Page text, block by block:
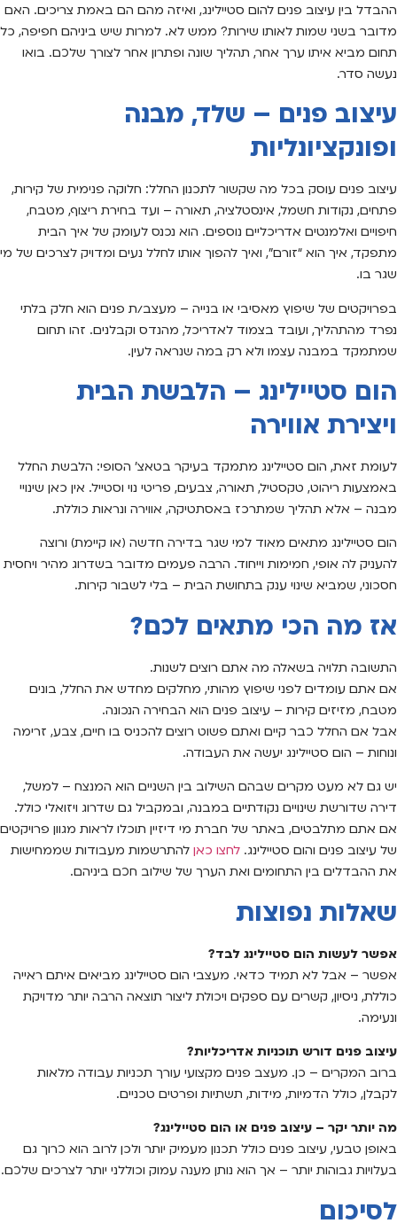
ההבדל בין עיצוב פנים להום סטיילינג, ואיזה מהם הם באמת צריכים. האם
מדובר בשני שמות לאותו שירות? ממש לא. למרות שיש ביניהם חפיפה, כל
תחום מביא איתו ערך אחר, תהליך שונה ופתרון אחר לצורך שלכם. בואו
נעשה סדר.
עיצוב פנים – שלד, מבנה
ופונקציונליות
עיצוב פנים עוסק בכל מה שקשור לתכנון החלל: חלוקה פנימית של קירות,
פתחים, נקודות חשמל, אינסטלציה, תאורה – ועד בחירת ריצוף, מטבח,
חיפויים ואלמנטים אדריכליים נוספים. הוא נכנס לעומק של איך הבית
מתפקד, איך הוא “זורם”, ואיך להפוך אותו לחלל נעים ומדויק לצרכים של מי
שגר בו.
בפרויקטים של שיפוץ מאסיבי או בנייה – מעצב/ת פנים הוא חלק בלתי
נפרד מהתהליך, ועובד בצמוד לאדריכל, מהנדס וקבלנים. זהו תחום
שמתמקד במבנה עצמו ולא רק במה שנראה לעין.
הום סטיילינג – הלבשת הבית
ויצירת אווירה
לעומת זאת, הום סטיילינג מתמקד בעיקר בטאצ’ הסופי: הלבשת החלל
באמצעות ריהוט, טקסטיל, תאורה, צבעים, פריטי נוי וסטייל. אין כאן שינויי
מבנה – אלא תהליך שמתרכז באסתטיקה, אווירה ונראות כוללת.
הום סטיילינג מתאים מאוד למי שגר בדירה חדשה (או קיימת) ורוצה
להעניק לה אופי, חמימות וייחוד. הרבה פעמים מדובר בשדרוג מהיר ויחסית
חסכוני, שמביא שינוי ענק בתחושת הבית – בלי לשבור קירות.
אז מה הכי מתאים לכם?
התשובה תלויה בשאלה מה אתם רוצים לשנות.
אם אתם עומדים לפני שיפוץ מהותי, מחלקים מחדש את החלל, בונים
מטבח, מזיזים קירות – עיצוב פנים הוא הבחירה הנכונה.
אבל אם החלל כבר קיים ואתם פשוט רוצים להכניס בו חיים, צבע, זרימה
ונוחות – הום סטיילינג יעשה את העבודה.
יש גם לא מעט מקרים שבהם השילוב בין השניים הוא המנצח – למשל,
דירה שדורשת שינויים נקודתיים במבנה, ובמקביל גם שדרוג ויזואלי כולל.
אם אתם מתלבטים, באתר של חברת מי דיזיין תוכלו לראות מגוון פרויקטים
של עיצוב פנים והום סטיילינג. לחצו כאן להתרשמות מעבודות שממחישות
את ההבדלים בין התחומים ואת הערך של שילוב חכם ביניהם.
שאלות נפוצות
אפשר לעשות הום סטיילינג לבד?
אפשר – אבל לא תמיד כדאי. מעצבי הום סטיילינג מביאים איתם ראייה
כוללת, ניסיון, קשרים עם ספקים ויכולת ליצור תוצאה הרבה יותר מדויקת
ונעימה.
עיצוב פנים דורש תוכניות אדריכליות?
ברוב המקרים – כן. מעצב פנים מקצועי עורך תכניות עבודה מלאות
לקבלן, כולל הדמיות, מידות, תשתיות ופרטים טכניים.
מה יותר יקר – עיצוב פנים או הום סטיילינג?
באופן טבעי, עיצוב פנים כולל תכנון מעמיק יותר ולכן לרוב הוא כרוך גם
בעלויות גבוהות יותר – אך הוא נותן מענה עמוק וכוללני יותר לצרכים שלכם.
לסיכום